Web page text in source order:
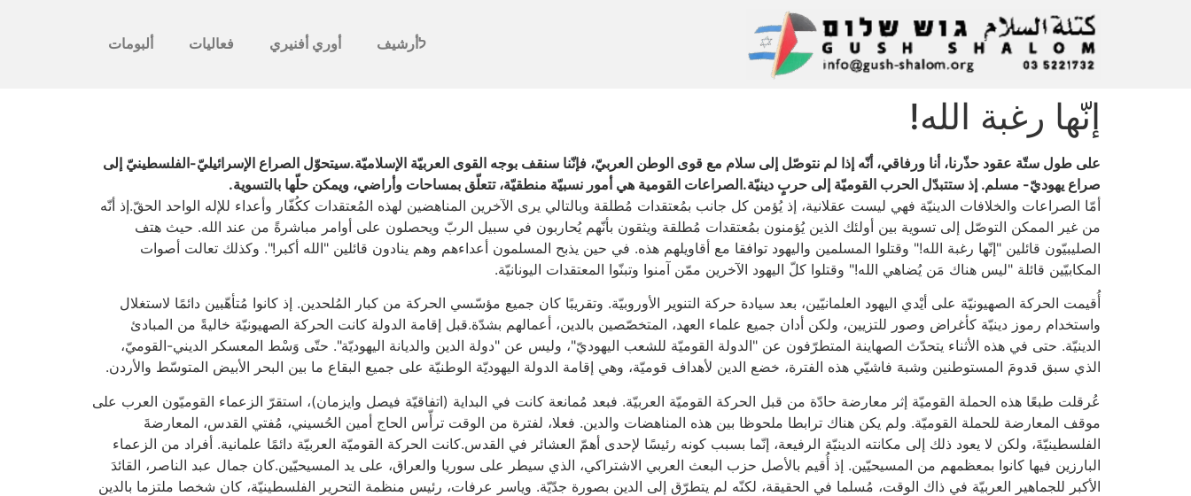
לأرشيف أوري أفنيري فعاليات ألبومات
إنّها رغبة الله!
على طول ستّة عقود حذّرنا، أنا ورفاقي، أنّه إذا لم نتوصّل إلى سلام مع قوى الوطن العربيّ، فإنّنا سنقف بوجه القوى العربيّة الإسلاميّة.سيتحوّل الصراع الإسرائيليّ-الفلسطينيّ إلى
صراع يهوديّ- مسلم. إذ ستتبدّل الحرب القوميّة إلى حربٍ دينيّة.الصراعات القومية هي أمور نسبيّة منطقيّة، تتعلّق بمساحات وأراضي، ويمكن حلّها بالتسوية.
أمّا الصراعات والخلافات الدينيّة فهي ليست عقلانية، إذ يُؤمن كل جانب بمُعتقدات مُطلقة وبالتالي يرى الآخرين المناهضين لهذه المُعتقدات ككُفّار وأعداء للإله الواحد الحقّ.إذ أنّه
من غير الممكن التوصّل إلى تسوية بين أولئك الذين يُؤمنون بمُعتقدات مُطلقة ويثقون بأنّهم يُحاربون في سبيل الربّ ويحصلون على أوامر مباشرةً من عند الله. حيث هتف
الصليبيّون قائلين "إنّها رغبة الله!" وقتلوا المسلمين واليهود توافقا مع أقاويلهم هذه. في حين يذبح المسلمون أعداءهم وهم ينادون قائلين "الله أكبر!". وكذلك تعالت أصوات
المكابيّين قائلة "ليس هناك مَن يُضاهي الله!" وقتلوا كلّ اليهود الآخرين ممّن آمنوا وتبنّوا المعتقدات اليونانيّة.
أُقيمت الحركة الصهيونيّة على أيْدي اليهود العلمانيّين، بعد سيادة حركة التنوير الأوروبيّة. وتقريبًا كان جميع مؤسّسي الحركة من كبار المُلحدين. إذ كانوا مُتأهّبين دائمًا لاستغلال
واستخدام رموز دينيّة كأغراض وصور للتزيين، ولكن أدان جميع علماء العهد، المتخصّصين بالدين، أعمالهم بشدّة.قبل إقامة الدولة كانت الحركة الصهيونيّة خاليةً من المبادئ
الدينيّة. حتى في هذه الأثناء يتحدّث الصهاينة المتطرّفون عن "الدولة القوميّة للشعب اليهوديّ"، وليس عن "دولة الدين والديانة اليهوديّة". حتّى وَسْط المعسكر الديني-القوميّ،
الذي سبق قدومَ المستوطنين وشبهَ فاشيّي هذه الفترة، خضع الدين لأهداف قوميّة، وهي إقامة الدولة اليهوديّة الوطنيّة على جميع البقاع ما بين البحر الأبيض المتوسّط والأردن.
عُرقلت طبعًا هذه الحملة القوميّة إثر معارضة حادّة من قبل الحركة القوميّة العربيّة. فبعد مُمانعة كانت في البداية (اتفاقيّة فيصل وايزمان)، استقرّ الزعماء القوميّون العرب على
موقف المعارضة للحملة القوميّة. ولم يكن هناك ترابطا ملحوظا بين هذه المناهضات والدين. فعلا، لفترة من الوقت ترأّس الحاج أمين الحُسيني، مُفتي القدس، المعارضةَ
الفلسطينيّةَ، ولكن لا يعود ذلك إلى مكانته الدينيّة الرفيعة، إنّما بسبب كونه رئيسًا لإحدى أهمّ العشائر في القدس.كانت الحركة القوميّة العربيّة دائمًا علمانية. أفراد من الزعماء
البارزين فيها كانوا بمعظمهم من المسيحيّين. إذ أُقيم بالأصل حزب البعث العربي الاشتراكي، الذي سيطر على سوريا والعراق، على يد المسيحيّين.كان جمال عبد الناصر، القائدَ
الأكبر للجماهير العربيّة في ذاك الوقت، مُسلما في الحقيقة، لكنّه لم يتطرّق إلى الدين بصورة جدّيّة. وياسر عرفات، رئيس منظمة التحرير الفلسطينيّة، كان شخصا ملتزما بالدين